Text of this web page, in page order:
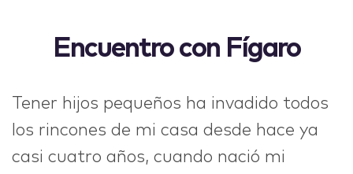
Encuentro con Fígaro
Tener hijos pequeños ha invadido todos
los rincones de mi casa desde hace ya
casi cuatro años, cuando nació mi
ABOUT